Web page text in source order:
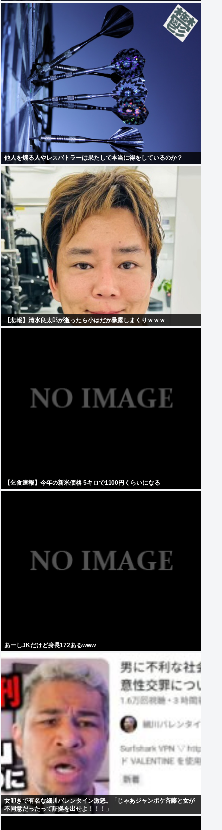
他人を煽る人やレスバトラーは果たして本当に得をしているのか？
【悲報】清水良太郎が逝ったら小はだが暴露しまくりｗｗｗ
【乞食速報】今年の新米価格 5キロで1100円くらいになる
あーしJKだけど身長172あるwww
女叩きで有名な細川バレンタイン激怒。「じゃあジャンポケ斉藤と女が
不同意だったって証拠を出せよ！！！」